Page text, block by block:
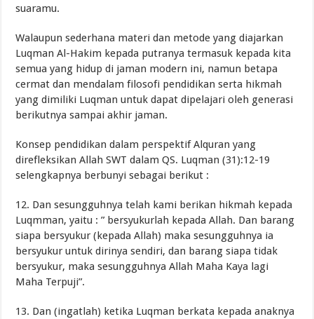
suaramu.
Walaupun sederhana materi dan metode yang diajarkan
Luqman Al-Hakim kepada putranya termasuk kepada kita
semua yang hidup di jaman modern ini, namun betapa
cermat dan mendalam filosofi pendidikan serta hikmah
yang dimiliki Luqman untuk dapat dipelajari oleh generasi
berikutnya sampai akhir jaman.
Konsep pendidikan dalam perspektif Alquran yang
direfleksikan Allah SWT dalam QS. Luqman (31):12-19
selengkapnya berbunyi sebagai berikut :
12. Dan sesungguhnya telah kami berikan hikmah kepada
Luqmman, yaitu : ” bersyukurlah kepada Allah. Dan barang
siapa bersyukur (kepada Allah) maka sesungguhnya ia
bersyukur untuk dirinya sendiri, dan barang siapa tidak
bersyukur, maka sesungguhnya Allah Maha Kaya lagi
Maha Terpuji”.
13. Dan (ingatlah) ketika Luqman berkata kepada anaknya